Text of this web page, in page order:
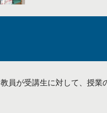
員が受講生に対して、授業